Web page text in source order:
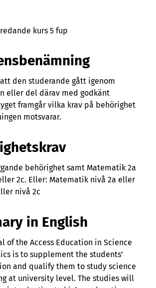
kurs 5 fup
den studerande gått igenom
eller del därav med godkänt
framgår vilka krav på behörighet
motsvarar.
behörighet samt Matematik 2a
2c. Eller: Matematik nivå 2a eller
nivå 2c
in English
of the Access Education in Science
is to supplement the students’
and qualify them to study science
at university level. The studies will